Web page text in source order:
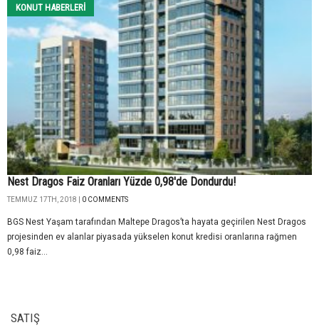
KONUT HABERLERI
Nest Dragos Faiz Oranları Yüzde 0,98'de Dondurdu!
TEMMUZ 17TH, 2018 | 0 COMMENTS
BGS Nest Yaşam tarafından Maltepe Dragos’ta hayata geçirilen Nest Dragos
projesinden ev alanlar piyasada yükselen konut kredisi oranlarına rağmen
0,98 faiz...
SATIŞ